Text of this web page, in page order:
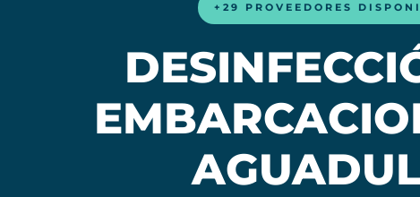
+29 PROVEEDORES